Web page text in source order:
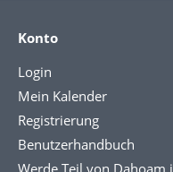
Konto
Login
Mein Kalender
Registrierung
Benutzerhandbuch
Werde Teil von Dahoam